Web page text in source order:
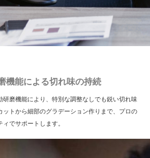
機能による切れ味の持続
研磨機能により、特別な調整なしでも鋭い切れ味
ットから細部のグラデーション作りまで、プロの
でサポートします。